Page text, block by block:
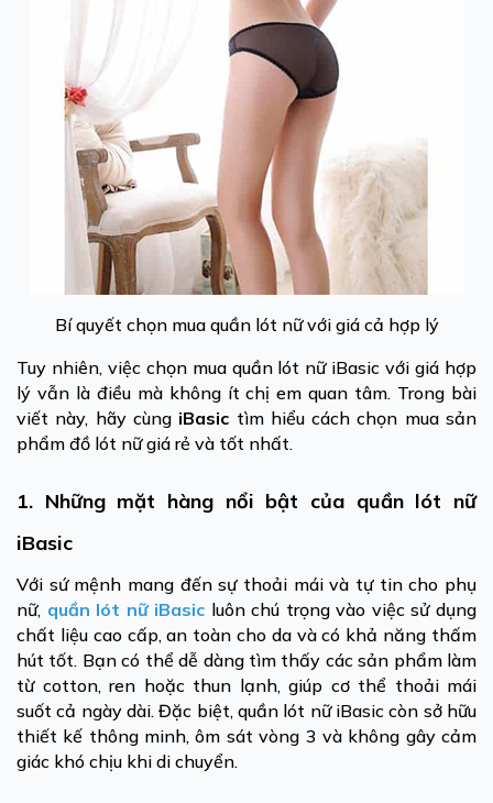
Bí quyết chọn mua quần lót nữ với giá cả hợp lý
Tuy nhiên, việc chọn mua quần lót nữ iBasic với giá hợp
lý vẫn là điều mà không ít chị em quan tâm. Trong bài
viết này, hãy cùng iBasic tìm hiểu cách chọn mua sản
phẩm đồ lót nữ giá rẻ và tốt nhất.
1. Những mặt hàng nổi bật của quần lót nữ
iBasic
Với sứ mệnh mang đến sự thoải mái và tự tin cho phụ
nữ, quần lót nữ iBasic luôn chú trọng vào việc sử dụng
chất liệu cao cấp, an toàn cho da và có khả năng thấm
hút tốt. Bạn có thể dễ dàng tìm thấy các sản phẩm làm
từ cotton, ren hoặc thun lạnh, giúp cơ thể thoải mái
suốt cả ngày dài. Đặc biệt, quần lót nữ iBasic còn sở hữu
thiết kế thông minh, ôm sát vòng 3 và không gây cảm
giác khó chịu khi di chuyển.